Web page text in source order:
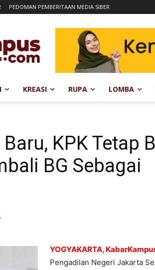
PEDOMAN PEMBERITAAN MEDIA SIBER
KREASI RUPA LOMBA
KPK Tetap
BG Sebagai
YOGYAKARTA,
Pengadilan Negeri Jakarta